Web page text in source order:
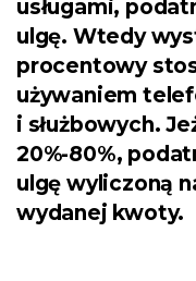
usługami,
ulgę. Wtedy
procentowy
używaniem
i służbowych.
20%-80%,
ulgę wyliczoną
wydanej kwoty.